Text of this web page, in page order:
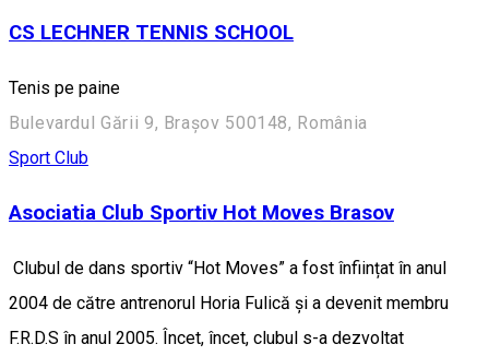
CS LECHNER TENNIS SCHOOL
Tenis pe paine
Bulevardul Gării 9, Brașov 500148, România
Sport Club
Asociatia Club Sportiv Hot Moves Brasov
Clubul de dans sportiv “Hot Moves” a fost înființat în anul
2004 de către antrenorul Horia Fulică și a devenit membru
F.R.D.S în anul 2005. Încet, încet, clubul s-a dezvoltat